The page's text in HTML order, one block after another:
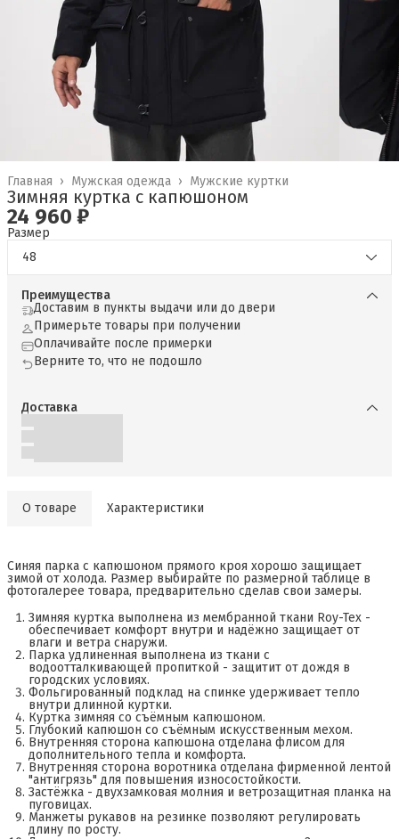
Мужские куртки
Мужская одежда ›
Главная ›
Зимняя куртка с капюшоном
24 960 ₽
Размер
48
Преимущества
Доставим в пункты выдачи или до двери
Примерьте товары при получении
Оплачивайте после примерки
Верните то, что не подошло
Доставка
О товаре Характеристики
Синяя парка с капюшоном прямого кроя хорошо защищает
зимой от холода. Размер выбирайте по размерной таблице в
фотогалерее товара, предварительно сделав свои замеры.
Зимняя куртка выполнена из мембранной ткани Roy-Tex -
обеспечивает комфорт внутри и надёжно защищает от
влаги и ветра снаружи.
Парка удлиненная выполнена из ткани с
водоотталкивающей пропиткой - защитит от дождя в
городских условиях.
Фольгированный подклад на спинке удерживает тепло
внутри длинной куртки.
Куртка зимняя со съёмным капюшоном.
Глубокий капюшон со съёмным искусственным мехом.
Внутренняя сторона капюшона отделана флисом для
дополнительного тепла и комфорта.
Внутренняя сторона воротника отделана фирменной лентой
"антигрязь" для повышения износостойкости.
Застёжка - двухзамковая молния и ветрозащитная планка на
пуговицах.
Манжеты рукавов на резинке позволяют регулировать
длину по росту.